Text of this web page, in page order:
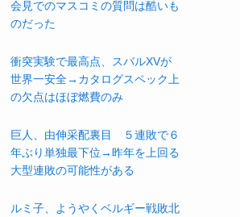
会見でのマスコミの質問は酷いも
のだった
衝突実験で最高点、スバルXVが
世界一安全→カタログスペック上
の欠点はほぼ燃費のみ
巨人、由伸采配裏目 ５連敗で６
年ぶり単独最下位→昨年を上回る
大型連敗の可能性がある
ルミ子、ようやくベルギー戦敗北